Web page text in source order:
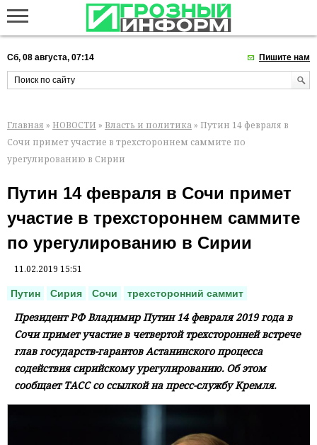
Сб, 08 августа, 07:14 Пишите нам
Главная » НОВОСТИ » Власть и политика » Путин 14 февраля в
Сочи примет участие в трехстороннем саммите по
урегулированию в Сирии
Путин 14 февраля в Сочи примет
участие в трехстороннем саммите
по урегулированию в Сирии
11.02.2019 15:51
Путин Сирия Сочи трехсторонний саммит
Президент РФ Владимир Путин 14 февраля 2019 года в
Сочи примет участие в четвертой трехсторонней встрече
глав государств-гарантов Астанинского процесса
содействия сирийскому урегулированию. Об этом
сообщает ТАСС со ссылкой на пресс-службу Кремля.